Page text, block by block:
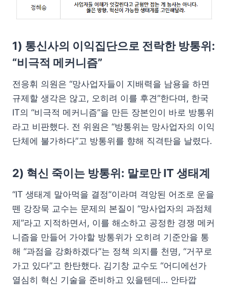
1) 통신사의 이익집단으로 전락한 방통위:
“비극적 메커니즘”
전응휘 의원은 “망사업자들이 지배력을 남용을 하면
규제할 생각은 않고, 오히려 이를 후견”한다며, 한국
IT의 “비극적 메커니즘”을 만든 장본인이 바로 방통위
라고 비판했다. 전 위원은 “방통위는 망사업자의 이익
단체에 불가하다”고 방통위를 향해 직격탄을 날렸다.
2) 혁신 죽이는 방통위: 말로만 IT 생태계
“IT 생태계 말아먹을 결정”이라며 격앙된 어조로 운을
뗀 강장묵 교수는 문제의 본질이 “망사업자의 과점체
제”라고 지적하면서, 이를 해소하고 공정한 경쟁 메커
니즘을 만들어 가야할 방통위가 오히려 기준안을 통
해 “과점을 강화하겠다”는 정책 의지를 천명, “거꾸로
가고 있다”고 한탄했다. 김기창 교수도 “어디에선가
열심히 혁신 기술을 준비하고 있을텐데… 안타깝